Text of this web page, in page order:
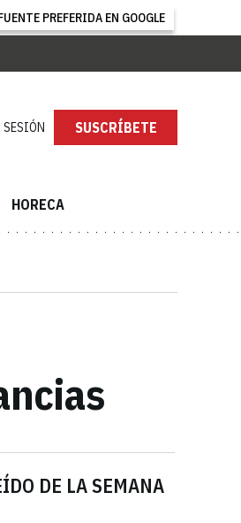
PREFERIDA EN GOOGLE
52.000 SUSCRIPTORES
HORECA
DE LA SEMANA